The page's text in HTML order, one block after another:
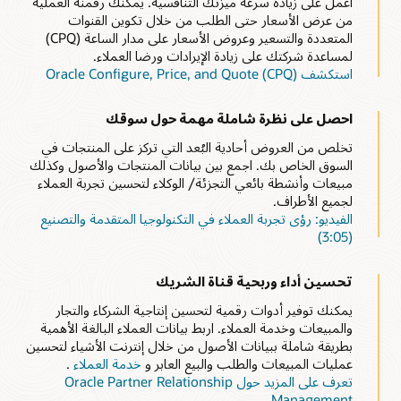
بيانات مجمعة عن العملاء والأصول
خدمة العملاء بشكل استباقي من خلال مراقبة أصولهم وخدمتها وإدارتها
لزيادة الأداء وتحسين توصيات دورة حياة العملاء.
استخدام الأصول وتوفير عروض الاشتراك.
تحسين إنتاجية الخدمة الميدانية
زيادة استخدام الفنيين الميدانيين مع تعيين الوظائف الذكية
والجدولة
والتوجيه.
إعادة تشغيل ندوة الإنترنت: تحويل الخدمة في التصنيع (48:12)
واستهدافهم، وزيادة القيمة الدائمة للعميل - من التسويق إلى المبيعات
إلى خدمة العملاء
إدارة الاشتراكات ودعم الفواتير المتكررة
اتجاهات التحول الرقمي في التكنولوجيا المتقدمة والتصنيع
والسيارات (3:58)
من عرض الأسعار حتى الطلب من خلال تكوين القنوات
المتعددة والتسعير وعروض الأسعار على مدار الساعة (CPQ)
لمساعدة شركتك على زيادة الإيرادات ورضا العملاء.
استكشف Oracle Configure, Price, and Quote (CPQ)
احصل على نظرة شاملة مهمة حول سوقك
تخلص من العروض أحادية البُعد التي تركز على المنتجات في
السوق الخاص بك. اجمع بين بيانات المنتجات والأصول وكذلك
مبيعات وأنشطة بائعي التجزئة/ الوكلاء لتحسين تجربة العملاء
لجميع الأطراف.
الفيديو: رؤى تجربة العملاء في التكنولوجيا المتقدمة والتصنيع
(3:05)
تحسين أداء وربحية قناة الشريك
يمكنك توفير أدوات رقمية لتحسين إنتاجية الشركاء والتجار
والمبيعات وخدمة العملاء. اربط بيانات العملاء البالغة الأهمية
بطريقة شاملة ببيانات الأصول من خلال إنترنت الأشياء لتحسين
عمليات المبيعات والطلب والبيع العابر وخدمة العملاء .
تعرف على المزيد حول Oracle Partner Relationship